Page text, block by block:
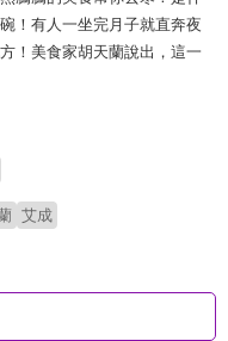
！有人一坐完月子就直奔夜
！美食家胡天蘭說出，這一
艾成